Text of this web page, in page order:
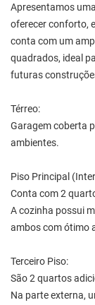
Apresentamos
oferecer conforto,
conta com um
quadrados, ideal
futuras
Térreo:
Garagem coberta
ambientes.
Piso Principal
Conta com 2
A cozinha possui
ambos com ótimo
Terceiro Piso:
São 2 quartos
Na parte externa,